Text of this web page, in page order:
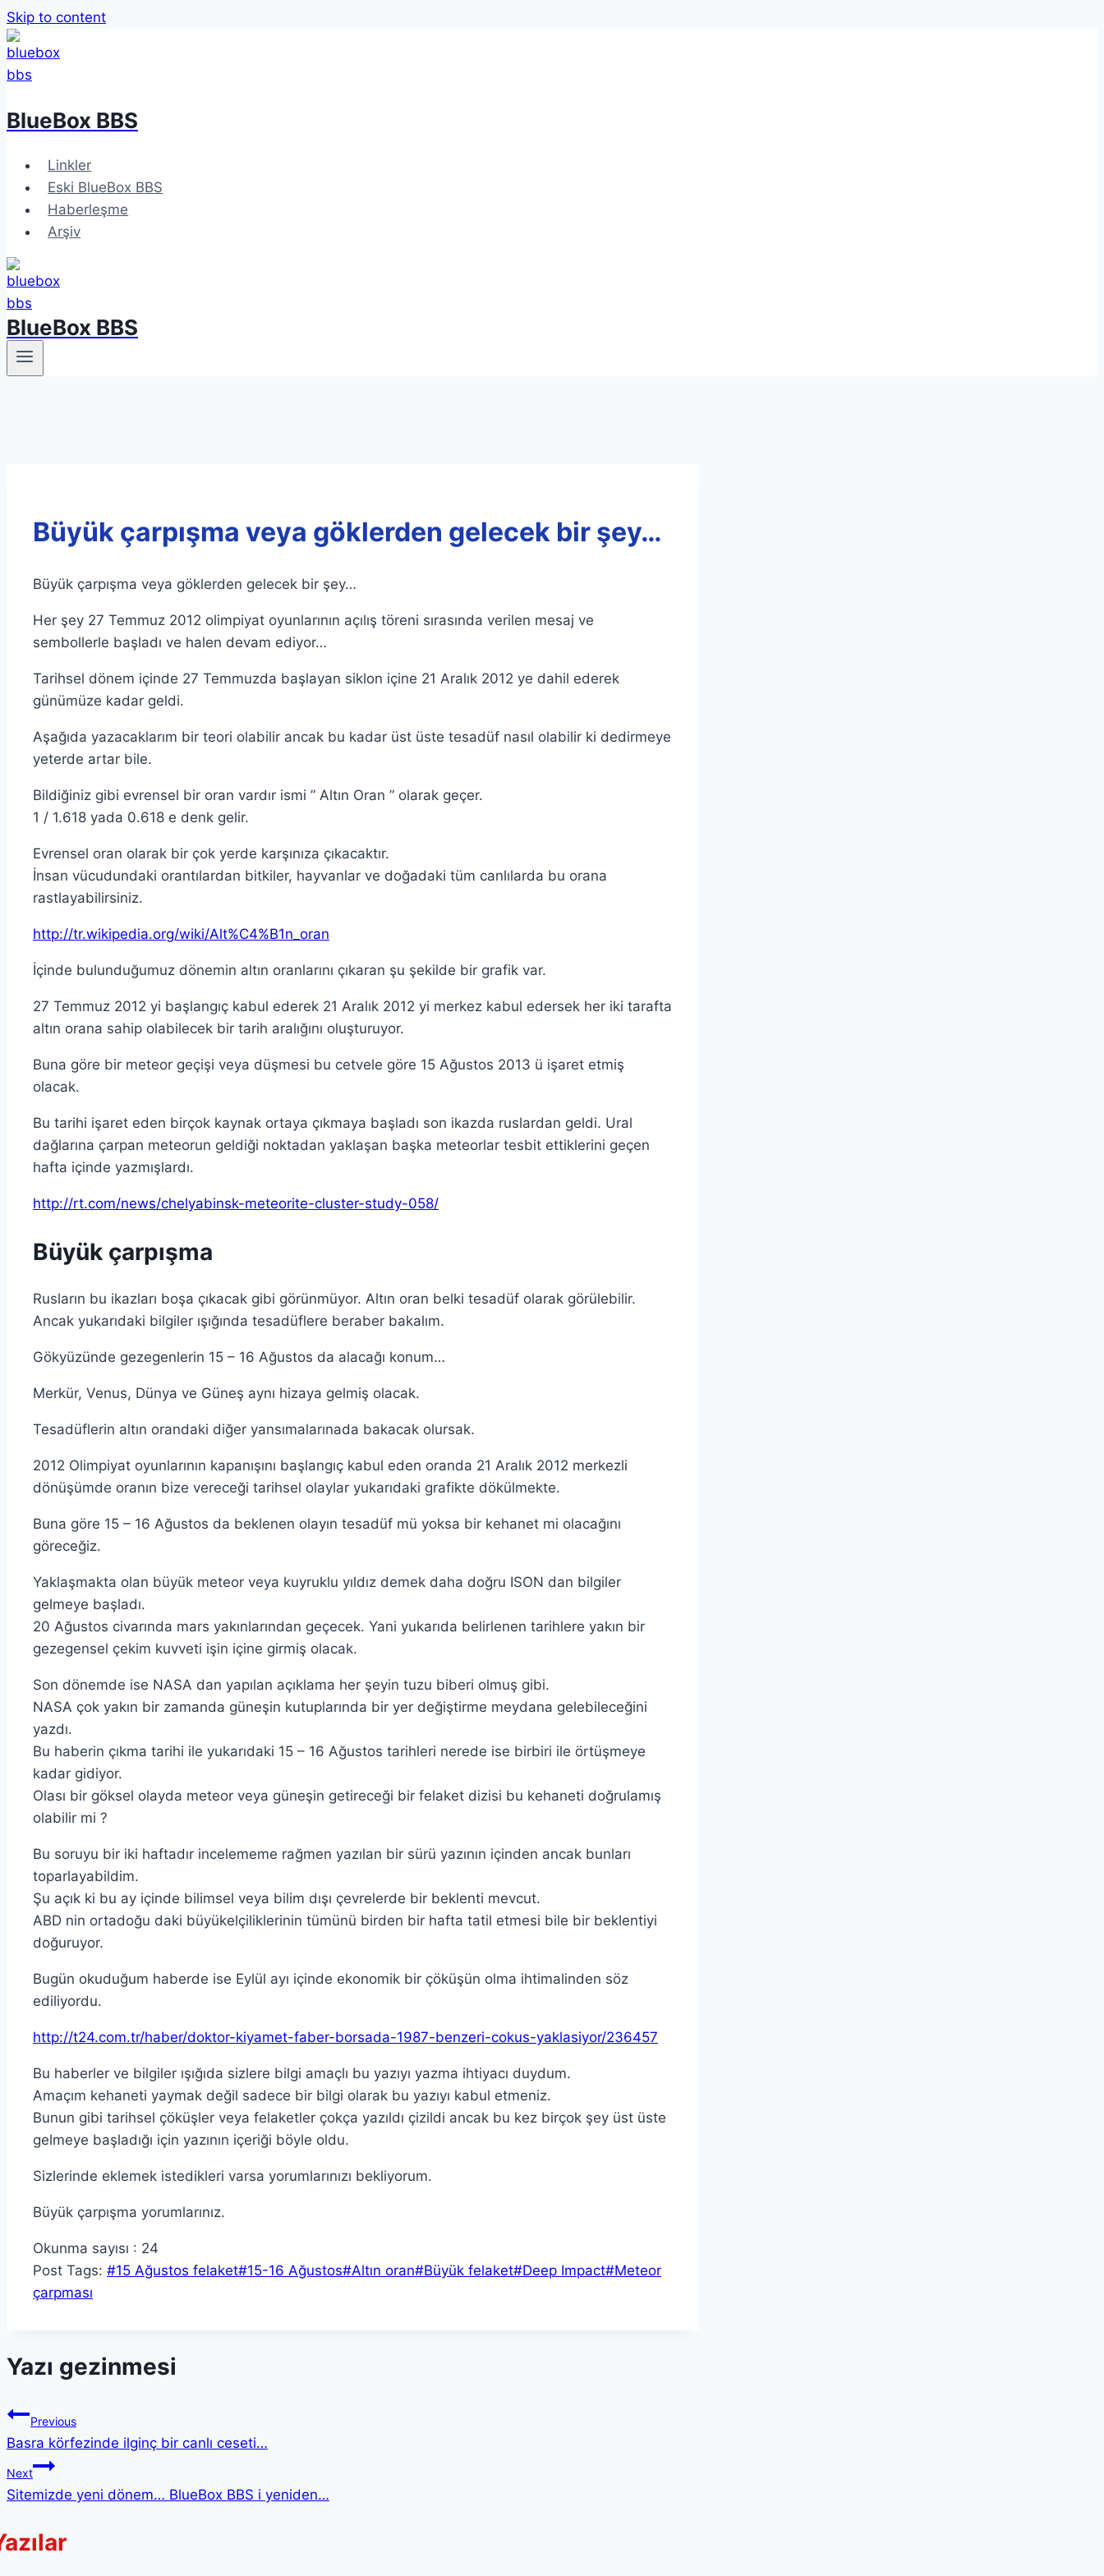
Skip to content
BlueBox BBS
Linkler
Eski BlueBox BBS
Haberleşme
Arşiv
BlueBox BBS
Büyük çarpışma veya göklerden gelecek bir şey…
Büyük çarpışma veya göklerden gelecek bir şey…
Her şey 27 Temmuz 2012 olimpiyat oyunlarının açılış töreni sırasında verilen mesaj ve
sembollerle başladı ve halen devam ediyor…
Tarihsel dönem içinde 27 Temmuzda başlayan siklon içine 21 Aralık 2012 ye dahil ederek
günümüze kadar geldi.
Aşağıda yazacaklarım bir teori olabilir ancak bu kadar üst üste tesadüf nasıl olabilir ki dedirmeye
yeterde artar bile.
Bildiğiniz gibi evrensel bir oran vardır ismi ” Altın Oran ” olarak geçer.
1 / 1.618 yada 0.618 e denk gelir.
Evrensel oran olarak bir çok yerde karşınıza çıkacaktır.
İnsan vücudundaki orantılardan bitkiler, hayvanlar ve doğadaki tüm canlılarda bu orana
rastlayabilirsiniz.
http://tr.wikipedia.org/wiki/Alt%C4%B1n_oran
İçinde bulunduğumuz dönemin altın oranlarını çıkaran şu şekilde bir grafik var.
27 Temmuz 2012 yi başlangıç kabul ederek 21 Aralık 2012 yi merkez kabul edersek her iki tarafta
altın orana sahip olabilecek bir tarih aralığını oluşturuyor.
Buna göre bir meteor geçişi veya düşmesi bu cetvele göre 15 Ağustos 2013 ü işaret etmiş
olacak.
Bu tarihi işaret eden birçok kaynak ortaya çıkmaya başladı son ikazda ruslardan geldi. Ural
dağlarına çarpan meteorun geldiği noktadan yaklaşan başka meteorlar tesbit ettiklerini geçen
hafta içinde yazmışlardı.
http://rt.com/news/chelyabinsk-meteorite-cluster-study-058/
Büyük çarpışma
Rusların bu ikazları boşa çıkacak gibi görünmüyor. Altın oran belki tesadüf olarak görülebilir.
Ancak yukarıdaki bilgiler ışığında tesadüflere beraber bakalım.
Gökyüzünde gezegenlerin 15 – 16 Ağustos da alacağı konum…
Merkür, Venus, Dünya ve Güneş aynı hizaya gelmiş olacak.
Tesadüflerin altın orandaki diğer yansımalarınada bakacak olursak.
2012 Olimpiyat oyunlarının kapanışını başlangıç kabul eden oranda 21 Aralık 2012 merkezli
dönüşümde oranın bize vereceği tarihsel olaylar yukarıdaki grafikte dökülmekte.
Buna göre 15 – 16 Ağustos da beklenen olayın tesadüf mü yoksa bir kehanet mi olacağını
göreceğiz.
Yaklaşmakta olan büyük meteor veya kuyruklu yıldız demek daha doğru ISON dan bilgiler
gelmeye başladı.
20 Ağustos civarında mars yakınlarından geçecek. Yani yukarıda belirlenen tarihlere yakın bir
gezegensel çekim kuvveti işin içine girmiş olacak.
Son dönemde ise NASA dan yapılan açıklama her şeyin tuzu biberi olmuş gibi.
NASA çok yakın bir zamanda güneşin kutuplarında bir yer değiştirme meydana gelebileceğini
yazdı.
Bu haberin çıkma tarihi ile yukarıdaki 15 – 16 Ağustos tarihleri nerede ise birbiri ile örtüşmeye
kadar gidiyor.
Olası bir göksel olayda meteor veya güneşin getireceği bir felaket dizisi bu kehaneti doğrulamış
olabilir mi ?
Bu soruyu bir iki haftadır incelememe rağmen yazılan bir sürü yazının içinden ancak bunları
toparlayabildim.
Şu açık ki bu ay içinde bilimsel veya bilim dışı çevrelerde bir beklenti mevcut.
ABD nin ortadoğu daki büyükelçiliklerinin tümünü birden bir hafta tatil etmesi bile bir beklentiyi
doğuruyor.
Bugün okuduğum haberde ise Eylül ayı içinde ekonomik bir çöküşün olma ihtimalinden söz
ediliyordu.
http://t24.com.tr/haber/doktor-kiyamet-faber-borsada-1987-benzeri-cokus-yaklasiyor/236457
Bu haberler ve bilgiler ışığıda sizlere bilgi amaçlı bu yazıyı yazma ihtiyacı duydum.
Amaçım kehaneti yaymak değil sadece bir bilgi olarak bu yazıyı kabul etmeniz.
Bunun gibi tarihsel çöküşler veya felaketler çokça yazıldı çizildi ancak bu kez birçok şey üst üste
gelmeye başladığı için yazının içeriği böyle oldu.
Sizlerinde eklemek istedikleri varsa yorumlarınızı bekliyorum.
Büyük çarpışma yorumlarınız.
Okunma sayısı : 24
Post Tags: #15 Ağustos felaket#15-16 Ağustos#Altın oran#Büyük felaket#Deep Impact#Meteor
çarpması
Yazı gezinmesi
Previous
Basra körfezinde ilginç bir canlı ceseti…
Next
Sitemizde yeni dönem… BlueBox BBS i yeniden…